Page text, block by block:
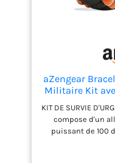
aZengear
Militaire Kit
Sifflet -
et
KIT DE SURVIE
compose d'un
puissant de 100
militaire KIT DE